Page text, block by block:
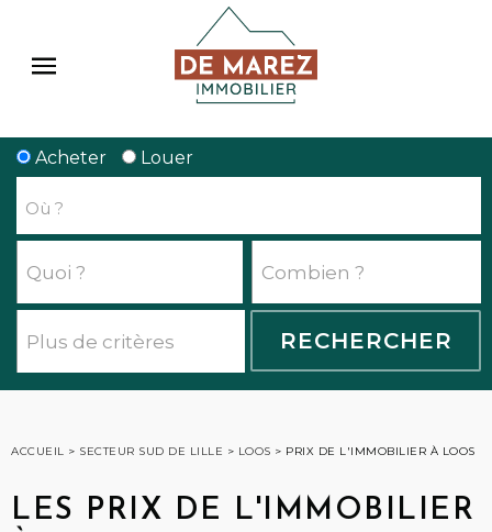
Acheter Louer
ACCUEIL > SECTEUR SUD DE LILLE > LOOS > PRIX DE L'IMMOBILIER À LOOS
LES PRIX DE L'IMMOBILIER